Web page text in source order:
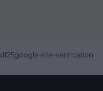
site-verification: